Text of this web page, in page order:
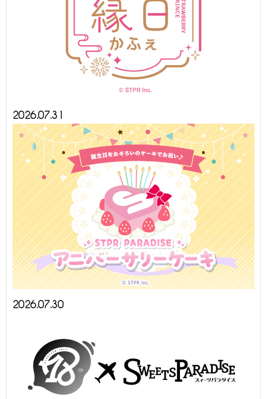
2026.07.31
2026.07.30